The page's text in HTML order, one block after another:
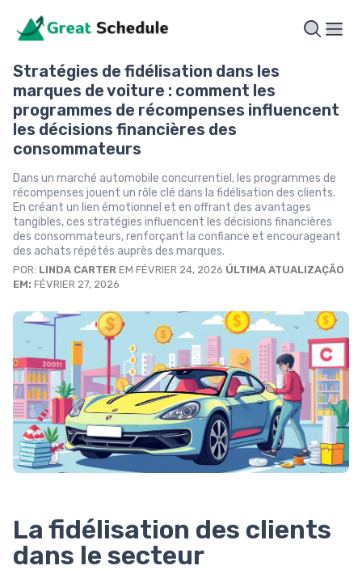
Stratégies de fidélisation dans les
marques de voiture : comment les
programmes de récompenses influencent
les décisions financières des
consommateurs
Dans un marché automobile concurrentiel, les programmes de
récompenses jouent un rôle clé dans la fidélisation des clients.
En créant un lien émotionnel et en offrant des avantages
tangibles, ces stratégies influencent les décisions financières
des consommateurs, renforçant la confiance et encourageant
des achats répétés auprès des marques.
POR: LINDA CARTER EM FÉVRIER 24, 2026 ÚLTIMA ATUALIZAÇÃO
EM: FÉVRIER 27, 2026
La fidélisation des clients
dans le secteur